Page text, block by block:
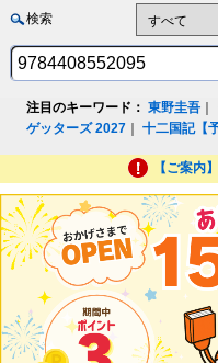
検索
注目のキーワード： 東野圭吾
ゲッターズ 2027 ｜十二国記【
【ご案内